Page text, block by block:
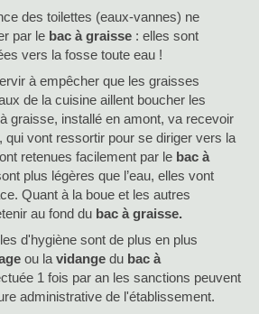
des toilettes (eaux-vannes) ne
par le bac à graisse : elles sont
vers la fosse toute eau !
à empêcher que les graisses
de la cuisine aillent boucher les
graisse, installé en amont, va recevoir
qui vont ressortir pour se diriger vers la
retenues facilement par le bac à
plus légères que l’eau, elles vont
Quant à la boue et les autres
au fond du bac à graisse.
d'hygiène sont de plus en plus
ou la vidange du bac à
1 fois par an les sanctions peuvent
administrative de l'établissement.